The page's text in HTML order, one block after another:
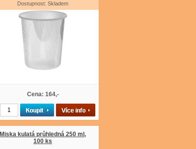
Dostupnost: Skladem
Cena: 164,-
Miska kulatá průhledná 250 ml,
100 ks